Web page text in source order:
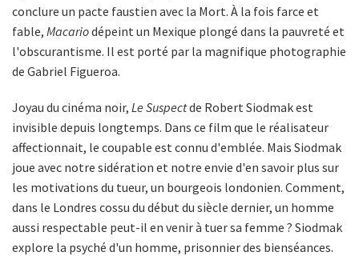
conclure un pacte faustien avec la Mort. À la fois farce et
fable, Macariodépeint un Mexique plongé dans la pauvreté et
l'obscurantisme. Il est porté par la magnifique photographie
de Gabriel Figueroa.
Joyau du cinéma noir, Le Suspectde Robert Siodmak est
invisible depuis longtemps. Dans ce film que le réalisateur
affectionnait, le coupable est connu d'emblée. Mais Siodmak
joue avec notre sidération et notre envie d'en savoir plus sur
les motivations du tueur, un bourgeois londonien. Comment,
dans le Londres cossu du début du siècle dernier, un homme
aussi respectable peut-il en venir à tuer sa femme ? Siodmak
explore la psyché d'un homme, prisonnier des bienséances.